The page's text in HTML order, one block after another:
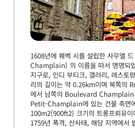
1608년에 퀘벡 시를 설립한 사무엘
Champlain) 의 이름을 따서 명명되
지구로, 인디 부티크, 갤러리, 레스토
리의 길이는 약 0.26km이며 북쪽의
에서 남쪽의 Boulevard Champlain
Petit-Champlain에 있는 건물 측면
100m2(900ft2) 크기의 트롱프뢰유
1759년 폭격, 산사태, 해당 지역에서